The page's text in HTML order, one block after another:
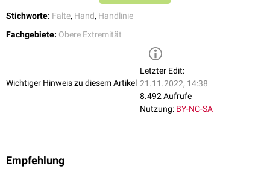
Stichworte: Falte, Hand, Handlinie
Fachgebiete: Obere Extremität
Wichtiger Hinweis zu diesem Artikel
Letzter Edit:
21.11.2022, 14:38
8.492 Aufrufe
Nutzung: BY-NC-SA
Empfehlung